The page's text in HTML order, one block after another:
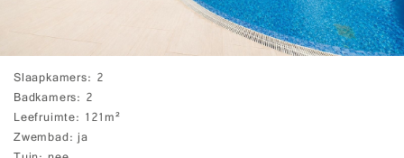
Slaapkamers 2
Badkamers 2
Leefruimte 121m²
Zwembad ja